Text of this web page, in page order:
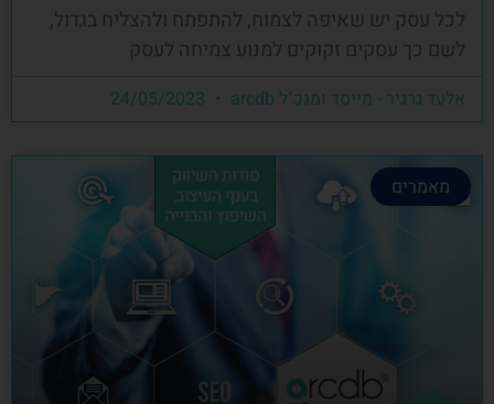
לכל עסק יש שאיפה לצמוח, להתפתח ולהצליח בגדול,
לשם כך עסקים זקוקים למנוע צמיחה לעסק
אלעד גרגיר - מייסד ומנכ"ל arcdb
מאמרים